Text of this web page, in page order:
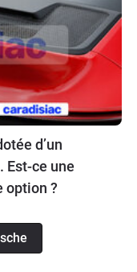
d’un
Est-ce une
option ?